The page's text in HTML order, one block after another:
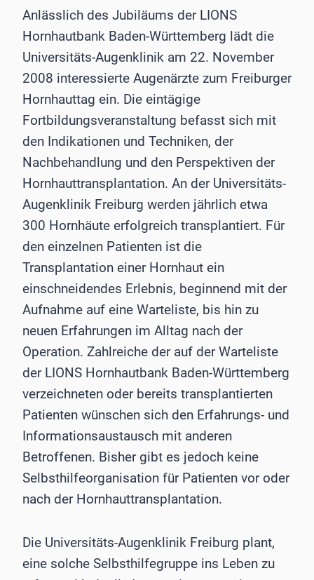
Anlässlich des Jubiläums der LIONS
Hornhautbank Baden-Württemberg lädt die
Universitäts-Augenklinik am 22. November
2008 interessierte Augenärzte zum Freiburger
Hornhauttag ein. Die eintägige
Fortbildungsveranstaltung befasst sich mit
den Indikationen und Techniken, der
Nachbehandlung und den Perspektiven der
Hornhauttransplantation. An der Universitäts-
Augenklinik Freiburg werden jährlich etwa
300 Hornhäute erfolgreich transplantiert. Für
den einzelnen Patienten ist die
Transplantation einer Hornhaut ein
einschneidendes Erlebnis, beginnend mit der
Aufnahme auf eine Warteliste, bis hin zu
neuen Erfahrungen im Alltag nach der
Operation. Zahlreiche der auf der Warteliste
der LIONS Hornhautbank Baden-Württemberg
verzeichneten oder bereits transplantierten
Patienten wünschen sich den Erfahrungs- und
Informationsaustausch mit anderen
Betroffenen. Bisher gibt es jedoch keine
Selbsthilfeorganisation für Patienten vor oder
nach der Hornhauttransplantation.
Die Universitäts-Augenklinik Freiburg plant,
eine solche Selbsthilfegruppe ins Leben zu